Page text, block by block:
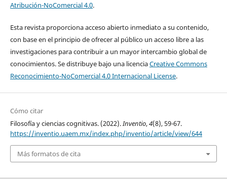
Atribución-NoComercial 4.0.
Esta revista proporciona acceso abierto inmediato a su contenido,
con base en el principio de ofrecer al público un acceso libre a las
investigaciones para contribuir a un mayor intercambio global de
conocimientos. Se distribuye bajo una licenciaCreative Commons
Reconocimiento-NoComercial 4.0 Internacional License.
Cómo citar
Filosofía y ciencias cognitivas. (2022). Inventio,4(8), 59-67.
https://inventio.uaem.mx/index.php/inventio/article/view/644
Más formatos de cita